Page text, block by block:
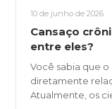
10 de junho de 2026
Cansaço
entre eles?
Você sabia que
diretamente
Atualmente, os